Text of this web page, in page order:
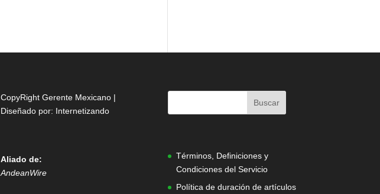
CopyRight Gerente Mexicano |
Diseñado por: Internetizando
Aliado de:
AndeanWire
Términos, Definiciones y
Condiciones del Servicio
Política de duración de artículos